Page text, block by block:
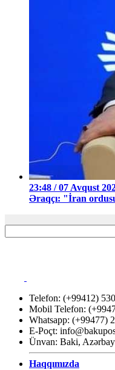
23:48 / 07 Avqust
Əraqçı: "İran
Telefon: (+99412)
Mobil Telefon:
Whatsapp: (+99477)
E-Poçt:
Ünvan: Baki,
Haqqımızda